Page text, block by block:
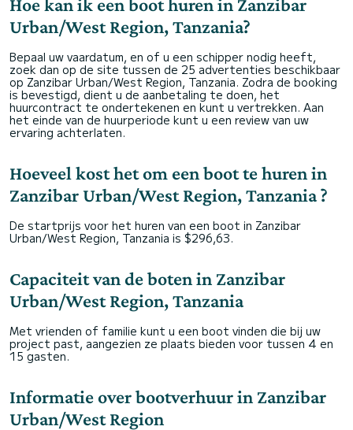
Hoe kan ik een boot huren in Zanzibar
Urban/West Region, Tanzania?
Bepaal uw vaardatum, en of u een schipper nodig heeft,
zoek dan op de site tussen de 25 advertenties beschikbaar
op Zanzibar Urban/West Region, Tanzania. Zodra de booking
is bevestigd, dient u de aanbetaling te doen, het
huurcontract te ondertekenen en kunt u vertrekken. Aan
het einde van de huurperiode kunt u een review van uw
ervaring achterlaten.
Hoeveel kost het om een boot te huren in
Zanzibar Urban/West Region, Tanzania ?
De startprijs voor het huren van een boot in Zanzibar
Urban/West Region, Tanzania is $296,63.
Capaciteit van de boten in Zanzibar
Urban/West Region, Tanzania
Met vrienden of familie kunt u een boot vinden die bij uw
project past, aangezien ze plaats bieden voor tussen 4 en
15 gasten.
Informatie over bootverhuur in Zanzibar
Urban/West Region